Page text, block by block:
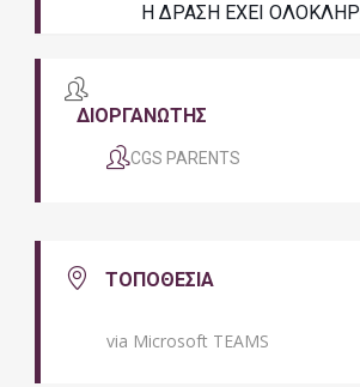
Η ΔΡΑΣΗ ΕΧΕΙ
ΔΙΟΡΓΑΝΩΤΗΣ
CGS PARENTS
ΤΟΠΟΘΕΣΙΑ
via Microsoft TEAMS